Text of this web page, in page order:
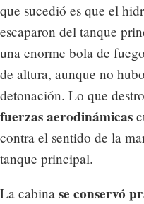
que sucedió es que el
escaparon del tanque
una enorme bola de
de altura, aunque no
detonación. Lo que
fuerzas aerodinámicas
contra el sentido de la
tanque principal.
La cabina se conservó